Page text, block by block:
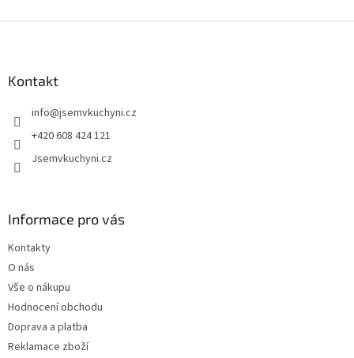
Kontakt
info@jsemvkuchyni.cz
+420 608 424 121
Jsemvkuchyni.cz
Informace pro vás
Kontakty
O nás
Vše o nákupu
Hodnocení obchodu
Doprava a platba
Reklamace zboží